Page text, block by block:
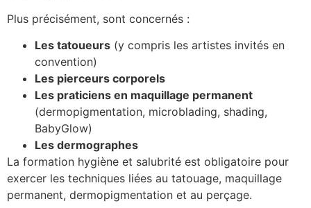
Plus précisément, sont concernés :
Les tatoueurs (y compris les artistes invités en
convention)
Les pierceurs corporels
Les praticiens en maquillage permanent
(dermopigmentation, microblading, shading,
BabyGlow)
Les dermographes
La formation hygiène et salubrité est obligatoire pour
exercer les techniques liées au tatouage, maquillage
permanent, dermopigmentation et au perçage.